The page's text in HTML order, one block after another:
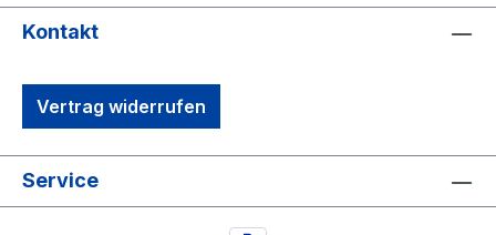
Kontakt
Vertrag widerrufen
Service